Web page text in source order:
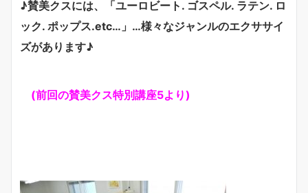
♪賛美クスには、「ユーロビート. ゴスペル. ラテン. ロ
ック. ポップス.etc…」…様々なジャンルのエクササイ
ズがあります♪
(前回の賛美クス特別講座5より)